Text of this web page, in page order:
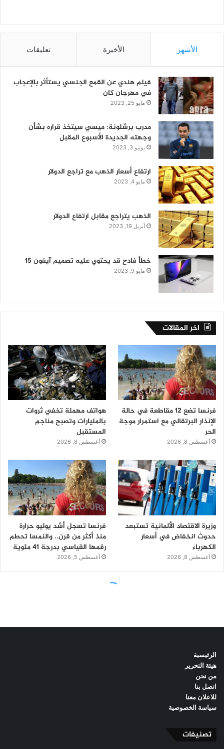
الرئيسية
هيئة التحرير
من نحن
اتصل بنا
للاعلان معنا
سياسة الخصوصية
تصنيفات